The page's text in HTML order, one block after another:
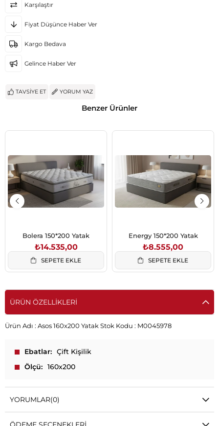
Karşılaştır
Fiyat Düşünce Haber Ver
Kargo Bedava
Gelince Haber Ver
TAVSIYE ET YORUM YAZ
Benzer Ürünler
Bolera 150*200 Yatak
₺14.535,00
SEPETE EKLE
Energy 150*200 Yatak
₺8.555,00
SEPETE EKLE
ÜRÜN ÖZELLIKLERI
Ürün Adı : Asos 160x200 Yatak Stok Kodu : M0045978
Ebatlar
Çift Kişilik
Ölçü
160x200
YORUMLAR(0)